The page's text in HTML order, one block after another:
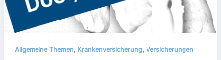
Allgemeine Themen, Krankenversicherung, Versicherungen